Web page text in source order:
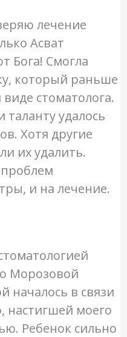
лечение
Асват
Бога! Смогла
который раньше
стоматолога.
таланту удалось
Хотя другие
их удалить.
и на лечение.
Морозовой
началось в связи
настигшей моего
Ребенок сильно